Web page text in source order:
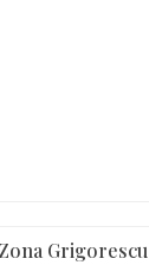
Grigorescu